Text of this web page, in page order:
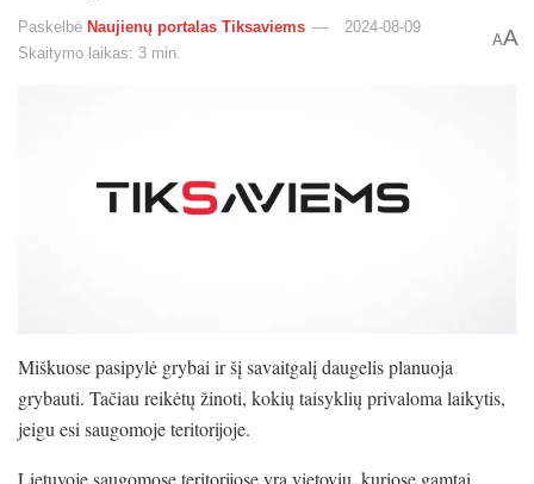
Paskelbė Naujienų portalas Tiksaviems
2024-08-09
Skaitymo laikas: 3 min.
AA
Miškuose pasipylė grybai ir šį savaitgalį daugelis planuoja
grybauti. Tačiau reikėtų žinoti, kokių taisyklių privaloma laikytis,
jeigu esi saugomoje teritorijoje.
Lietuvoje saugomose teritorijose yra vietovių, kuriose gamtai